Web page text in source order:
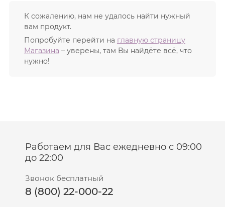
Маска
Мусс
Мыло
Шампунь
Постакне
Против морщин
Противовозрастной
К сожалению, нам не удалось найти нужный
вам продукт.
Попробуйте перейти на главную страницу
Магазина – уверены, там Вы найдёте всё, что
нужно!
Работаем для Вас ежедневно с 09:00
до 22:00
Звонок бесплатный
8 (800) 22-000-22